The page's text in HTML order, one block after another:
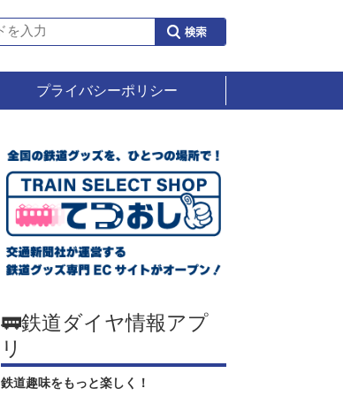
プライバシーポリシー
🚃鉄道ダイヤ情報アプ
リ
鉄道趣味をもっと楽しく！